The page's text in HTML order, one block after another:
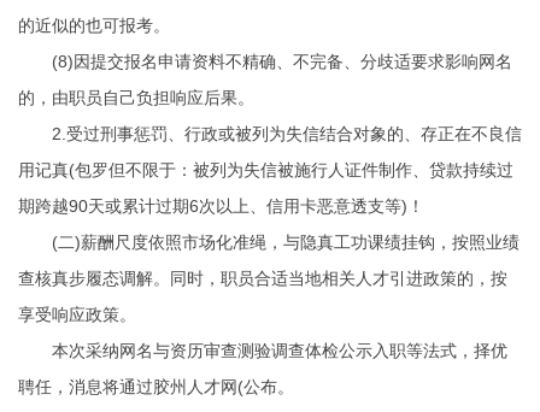
的近似的也可报考。
(8)因提交报名申请资料不精确、不完备、分歧适要求影响网名
的，由职员自己负担响应后果。
2.受过刑事惩罚、行政或被列为失信结合对象的、存正在不良信
用记真(包罗但不限于：被列为失信被施行人证件制作 、贷款持续过
期跨越90天或累计过期6次以上、信用卡恶意透支等)！
(二)薪酬尺度依照市场化准绳，与隐真工功课绩挂钩，按照业绩
查核真步履态调解。同时，职员合适当地相关人才引进政策的，按
享受响应政策。
本次采纳网名与资历审查测验调查体检公示入职等法式，择优
聘任，消息将通过胶州人才网(公布。